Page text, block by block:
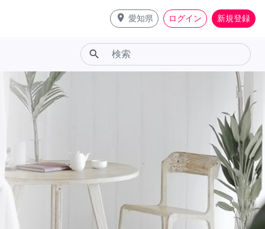
place 愛知県 ログイン 新規登録
search